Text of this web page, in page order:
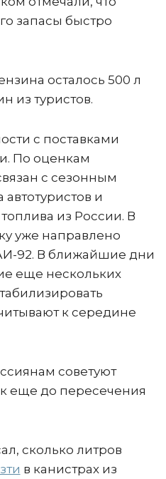
запасы быстро
осталось 500 л
из туристов.
с поставками
По оценкам
с сезонным
и
из России. В
уже направлено
92. В ближайшие дни
еще нескольких
к середине
советуют
еще до пересечения
сколько литров
в канистрах из